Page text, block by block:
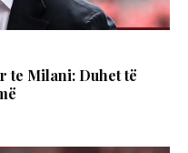
te Milani: Duhet të